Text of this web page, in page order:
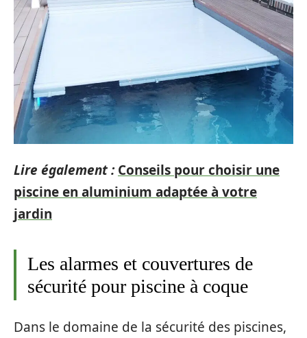
Lire également : Conseils pour choisir une
piscine en aluminium adaptée à votre
jardin
Les alarmes et couvertures de
sécurité pour piscine à coque
Dans le domaine de la sécurité des piscines,